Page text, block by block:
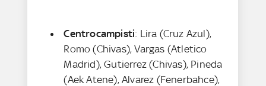
Centrocampisti: Lira (Cruz Azul),
Romo (Chivas), Vargas (Atletico
Madrid), Gutierrez (Chivas), Pineda
(Aek Atene), Alvarez (Fenerbahce),